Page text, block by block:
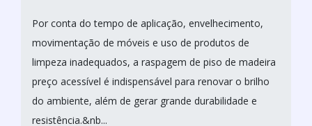
Por conta do tempo de aplicação, envelhecimento,
movimentação de móveis e uso de produtos de
limpeza inadequados, a raspagem de piso de madeira
preço acessível é indispensável para renovar o brilho
do ambiente, além de gerar grande durabilidade e
resistência.&nb...